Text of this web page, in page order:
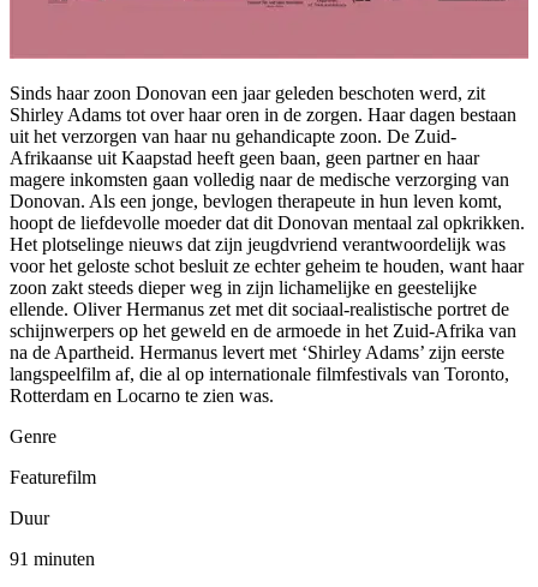
Sinds haar zoon Donovan een jaar geleden beschoten werd, zit
Shirley Adams tot over haar oren in de zorgen. Haar dagen bestaan
uit het verzorgen van haar nu gehandicapte zoon. De Zuid-
Afrikaanse uit Kaapstad heeft geen baan, geen partner en haar
magere inkomsten gaan volledig naar de medische verzorging van
Donovan. Als een jonge, bevlogen therapeute in hun leven komt,
hoopt de liefdevolle moeder dat dit Donovan mentaal zal opkrikken.
Het plotselinge nieuws dat zijn jeugdvriend verantwoordelijk was
voor het geloste schot besluit ze echter geheim te houden, want haar
zoon zakt steeds dieper weg in zijn lichamelijke en geestelijke
ellende. Oliver Hermanus zet met dit sociaal-realistische portret de
schijnwerpers op het geweld en de armoede in het Zuid-Afrika van
na de Apartheid. Hermanus levert met ‘Shirley Adams’ zijn eerste
langspeelfilm af, die al op internationale filmfestivals van Toronto,
Rotterdam en Locarno te zien was.
Genre
Featurefilm
Duur
91 minuten